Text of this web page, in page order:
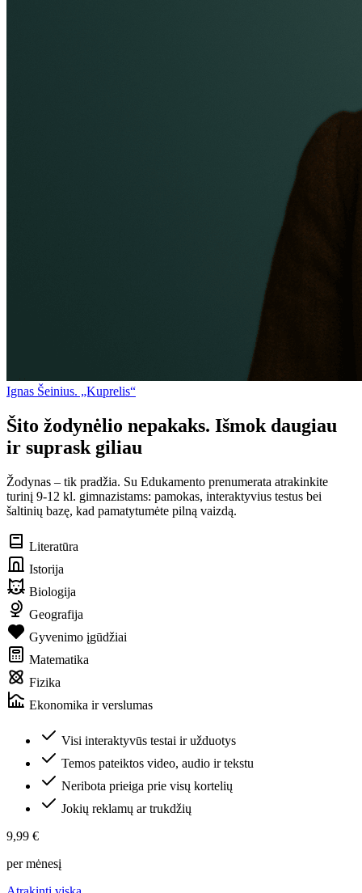
Ignas Šeinius. „Kuprelis“
Šito žodynėlio nepakaks. Išmok daugiau
ir suprask giliau
Žodynas – tik pradžia. Su Edukamento prenumerata atrakinkite
turinį 9-12 kl. gimnazistams: pamokas, interaktyvius testus bei
šaltinių bazę, kad pamatytumėte pilną vaizdą.
Literatūra
Istorija
Biologija
Geografija
Gyvenimo įgūdžiai
Matematika
Fizika
Ekonomika ir verslumas
Visi interaktyvūs testai ir užduotys
Temos pateiktos video, audio ir tekstu
Neribota prieiga prie visų kortelių
Jokių reklamų ar trukdžių
9,99 €
per mėnesį